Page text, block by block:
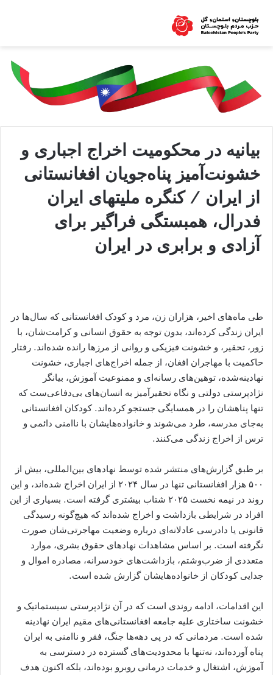
بیانیه‌ در محکومیت اخراج اجباری و
خشونت‌آمیز پناه‌جویان افغانستانی
از ایران / کنگره ملیتهای ایران
فدرال، همبستگی فراگیر برای
آزادی و برابری در ایران
طی ماه‌های اخیر، هزاران زن، مرد و کودک افغانستانی که سال‌ها در
ایران زندگی کرده‌اند، بدون توجه به حقوق انسانی و کرامت‌شان، با
زور، تحقیر، و خشونت فیزیکی و روانی از مرزها رانده شده‌اند. رفتار
حاکمیت با مهاجران افغان، از جمله اخراج‌های اجباری، خشونت
نهادینه‌شده، توهین‌های رسانه‌ای و ممنوعیت آموزش، بیانگر
نژادپرستی دولتی و نگاه تحقیرآمیز به انسان‌های بی‌دفاعی‌ست که
تنها پناهشان را در همسایگی جستجو کرده‌اند. کودکان افغانستانی
به‌جای مدرسه، طرد می‌شوند و خانواده‌هایشان با ناامنی دائمی و
ترس از اخراج زندگی می‌کنند.
بر طبق گزارش‌های منتشر شده توسط نهادهای بین‌المللی، بیش از
۵۰۰ هزار افغانستانی تنها در سال ۲۰۲۴ از ایران اخراج شده‌اند، و این
روند در نیمه نخست ۲۰۲۵ شتاب بیشتری گرفته است. بسیاری از این
افراد در شرایطی بازداشت و اخراج شده‌اند که هیچ‌گونه رسیدگی
قانونی یا دادرسی عادلانه‌ای درباره وضعیت مهاجرتی‌شان صورت
نگرفته است. بر اساس مشاهدات نهادهای حقوق بشری، موارد
متعددی از ضرب‌وشتم، بازداشت‌های خودسرانه، مصادره اموال و
جدایی کودکان از خانواده‌هایشان گزارش شده است.
این اقدامات، ادامه روندی است که در آن نژادپرستی سیستماتیک و
خشونت ساختاری علیه جامعه افغانستانی‌های مقیم ایران نهادینه
شده است. مردمانی که در پی دهه‌ها جنگ، فقر و ناامنی به ایران
پناه آورده‌اند، نه‌تنها با محدودیت‌های گسترده در دسترسی به
آموزش، اشتغال و خدمات درمانی روبرو بوده‌اند، بلکه اکنون هدف